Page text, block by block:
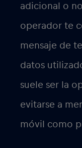
adicional o
operador te
mensaje de
datos
suele ser la
evitarse a
móvil como